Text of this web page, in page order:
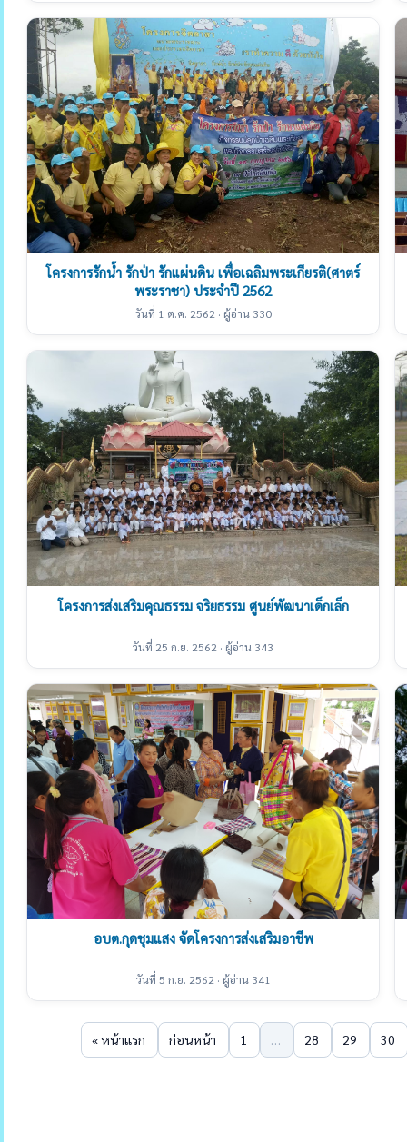
โครงการรักน้ำ รักป่า รักแผ่นดิน เพื่อเฉลิมพระเกียรติ(ศาตร์
พระราชา) ประจำปี 2562
วันที่ 1 ต.ค. 2562 · ผู้อ่าน 330
โครงการส่งเสริมคุณธรรม จริยธรรม ศูนย์พัฒนาเด็กเล็ก
วันที่ 25 ก.ย. 2562 · ผู้อ่าน 343
อบต.กุดชุมแสง จัดโครงการส่งเสริมอาชีพ
วันที่ 5 ก.ย. 2562 · ผู้อ่าน 341
« หน้าแรก ก่อนหน้า 1 … 28 29 30